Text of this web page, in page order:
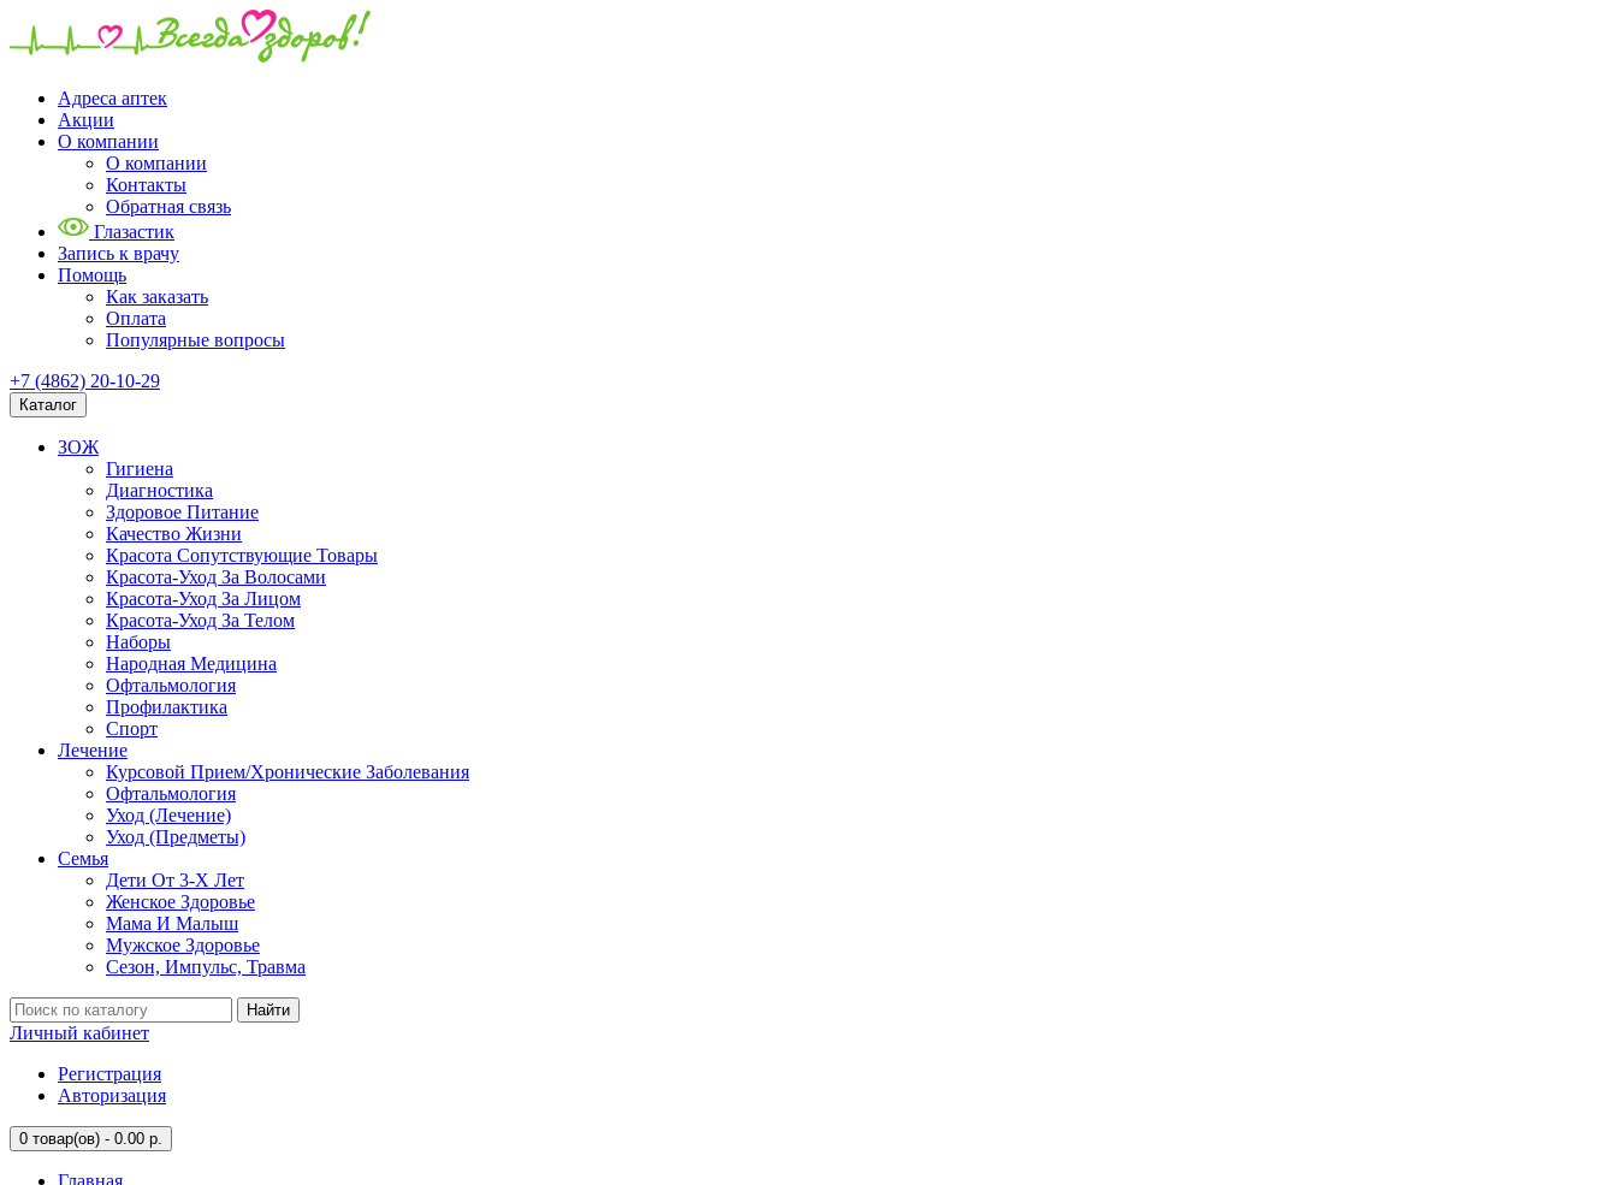
Адреса аптек
Акции
О компании
О компании
Контакты
Обратная связь
Глазастик
Запись к врачу
Помощь
Как заказать
Оплата
Популярные вопросы
+7 (4862) 20-10-29
Каталог
ЗОЖ
Гигиена
Диагностика
Здоровое Питание
Качество Жизни
Красота Сопутствующие Товары
Красота-Уход За Волосами
Красота-Уход За Лицом
Красота-Уход За Телом
Наборы
Народная Медицина
Офтальмология
Профилактика
Спорт
Лечение
Курсовой Прием/Хронические Заболевания
Офтальмология
Уход (Лечение)
Уход (Предметы)
Семья
Дети От 3-Х Лет
Женское Здоровье
Мама И Малыш
Мужское Здоровье
Сезон, Импульс, Травма
Найти
Личный кабинет
Регистрация
Авторизация
0 товар(ов) - 0.00 р.
Главная